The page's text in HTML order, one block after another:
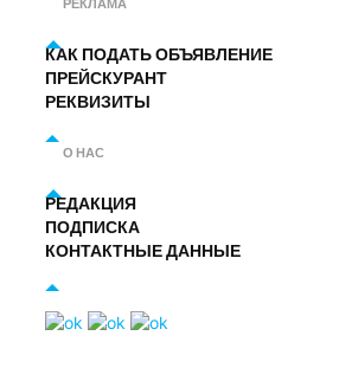
КАК ПОДАТЬ ОБЪЯВЛЕНИЕ
ПРЕЙСКУРАНТ
РЕКВИЗИТЫ
О НАС
РЕДАКЦИЯ
ПОДПИСКА
КОНТАКТНЫЕ ДАННЫЕ